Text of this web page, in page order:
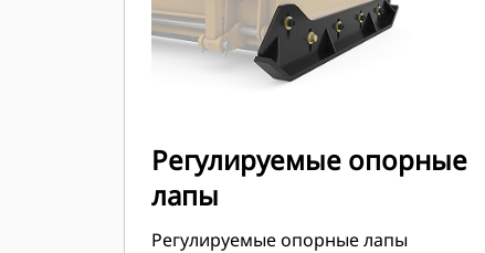
Регулируемые опорные
лапы
Регулируемые опорные лапы